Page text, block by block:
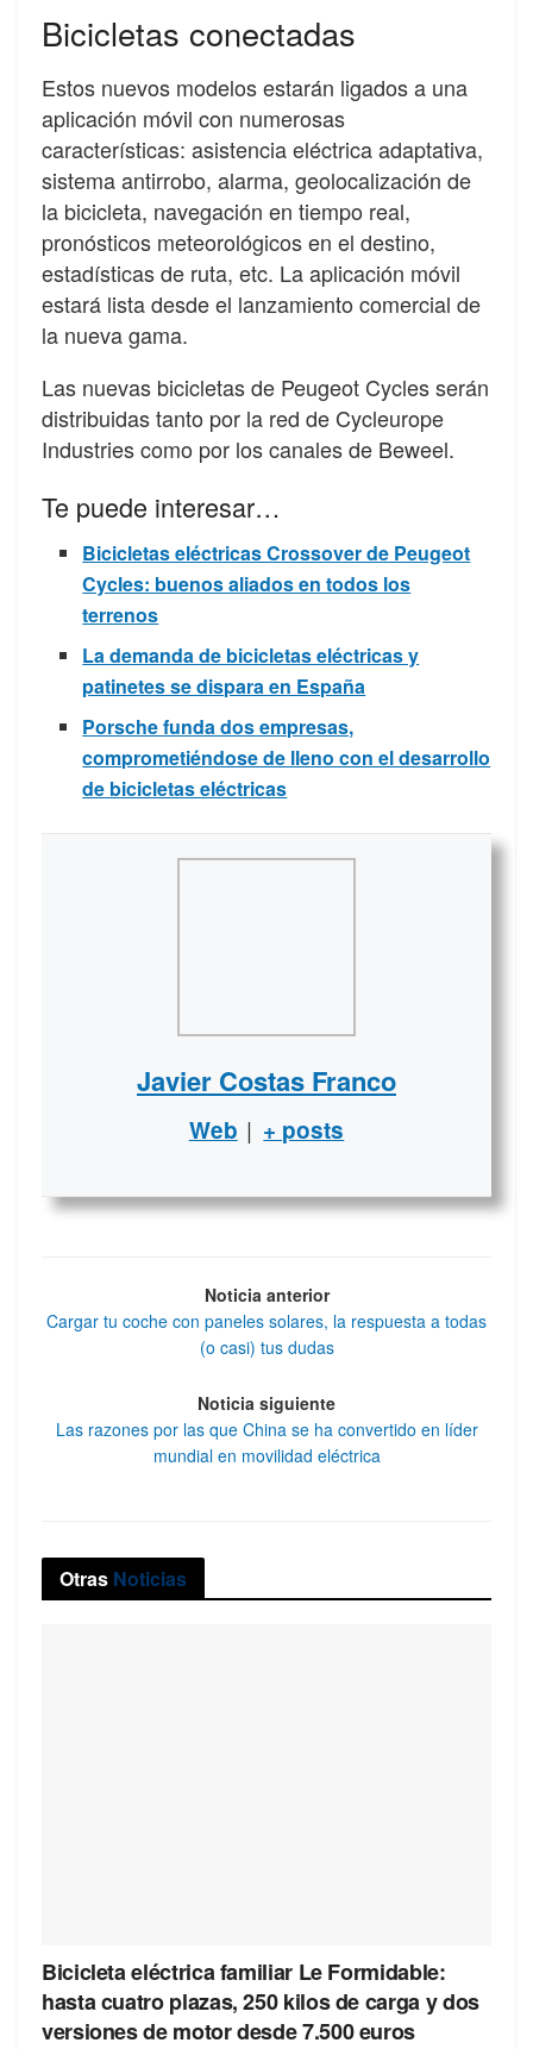
Bicicletas conectadas
Estos nuevos modelos estarán ligados a una
aplicación móvil con numerosas
características: asistencia eléctrica adaptativa,
sistema antirrobo, alarma, geolocalización de
la bicicleta, navegación en tiempo real,
pronósticos meteorológicos en el destino,
estadísticas de ruta, etc. La aplicación móvil
estará lista desde el lanzamiento comercial de
la nueva gama.
Las nuevas bicicletas de Peugeot Cycles serán
distribuidas tanto por la red de Cycleurope
Industries como por los canales de Beweel.
Te puede interesar…
Bicicletas eléctricas Crossover de Peugeot
Cycles: buenos aliados en todos los
terrenos
La demanda de bicicletas eléctricas y
patinetes se dispara en España
Porsche funda dos empresas,
comprometiéndose de lleno con el desarrollo
de bicicletas eléctricas
Javier Costas Franco
Web | + posts
Noticia anterior
Cargar tu coche con paneles solares, la respuesta a todas
(o casi) tus dudas
Noticia siguiente
Las razones por las que China se ha convertido en líder
mundial en movilidad eléctrica
Otras Noticias
Bicicleta eléctrica familiar Le Formidable:
hasta cuatro plazas, 250 kilos de carga y dos
versiones de motor desde 7.500 euros